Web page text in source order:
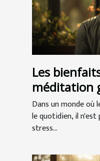
Les
méditation
réduction
quotidien
Dans un monde
le quotidien, il n'est
stress...